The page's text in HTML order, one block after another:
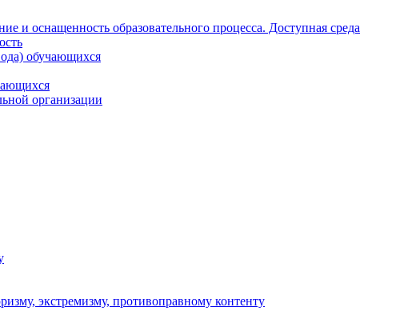
и оснащенность образовательного процесса. Доступная среда
обучающихся
организации
экстремизму, противоправному контенту